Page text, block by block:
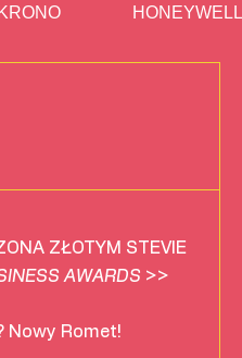
HONEYWELL
ZŁOTYM STEVIE
AWARDS >>
Nowy Romet!